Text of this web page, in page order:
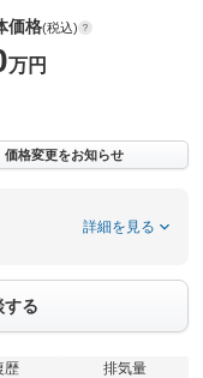
価格(税込)
万円
価格変更をお知らせ
詳細を見る
する
歴 排気量